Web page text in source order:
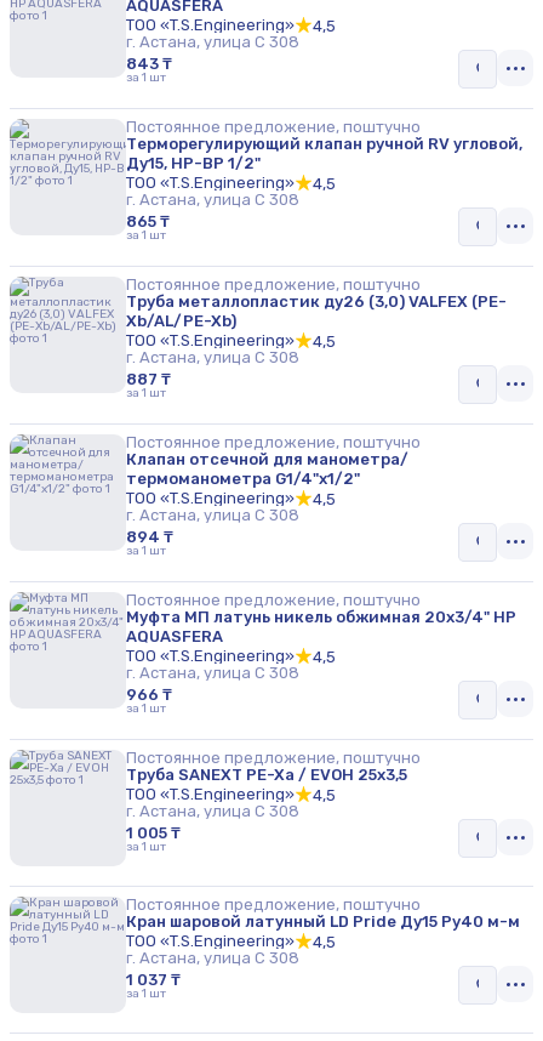
AQUASFERA
ТОО «T.S.Engineering»
4,5
г. Астана, улица С 308
843 ₸
за 1 шт
Постоянное предложение, поштучно
Терморегулирующий клапан ручной RV угловой,
Ду15, HР-BP 1/2"
ТОО «T.S.Engineering»
4,5
г. Астана, улица С 308
865 ₸
за 1 шт
Постоянное предложение, поштучно
Труба металлопластик ду26 (3,0) VALFEX (PE-
Xb/AL/PE-Xb)
ТОО «T.S.Engineering»
4,5
г. Астана, улица С 308
887 ₸
за 1 шт
Постоянное предложение, поштучно
Клапан отсечной для манометра/
термоманометра G1/4"х1/2"
ТОО «T.S.Engineering»
4,5
г. Астана, улица С 308
894 ₸
за 1 шт
Постоянное предложение, поштучно
Муфта МП латунь никель обжимная 20х3/4" НР
AQUASFERA
ТОО «T.S.Engineering»
4,5
г. Астана, улица С 308
966 ₸
за 1 шт
Постоянное предложение, поштучно
Труба SANEXT PE-Xa / EVOH 25х3,5
ТОО «T.S.Engineering»
4,5
г. Астана, улица С 308
1 005 ₸
за 1 шт
Постоянное предложение, поштучно
Кран шаровой латунный LD Pride Ду15 Ру40 м-м
ТОО «T.S.Engineering»
4,5
г. Астана, улица С 308
1 037 ₸
за 1 шт